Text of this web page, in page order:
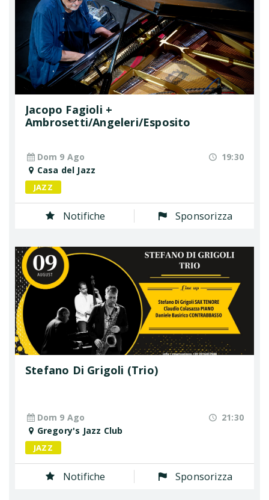
Jacopo Fagioli +
Ambrosetti/Angeleri/Esposito
Dom 9 Ago
19:30
Casa del Jazz
JAZZ
Notifiche Sponsorizza
Stefano Di Grigoli (Trio)
Dom 9 Ago
21:30
Gregory's Jazz Club
JAZZ
Notifiche Sponsorizza